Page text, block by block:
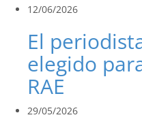
12/06/2026
El
elegido
RAE
29/05/2026